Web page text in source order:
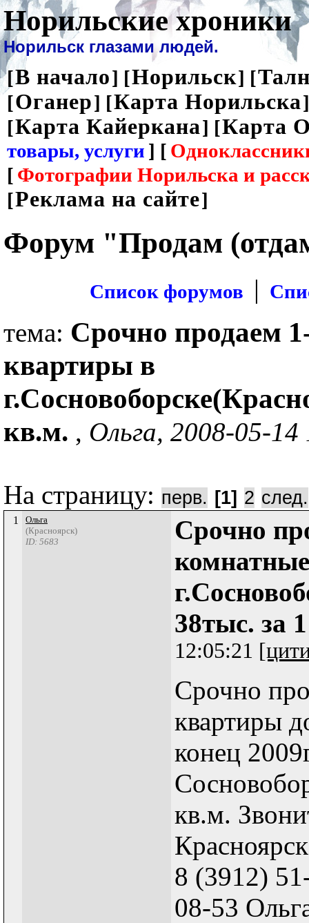
Норильские хроники
Норильск глазами людей.
[В начало] [Норильск] [
[Оганер] [Карта Норильска
[Карта Кайеркана] [Карта
товары, услуги ] [
[ Фотографии Норильска и
[Реклама на сайте]
Форум "Продам
Список форумов |
тема: Срочно продаем
квартиры в
кв.м. , Ольга, 2008-05-
На страницу: перв. [1] 2 след.
1
Ольга
(Красноярск)
ID: 5683
Срочно
38тыс. за
12:05:21
Срочно
квартиры
конец
кв.м.
Красноярск
8 (3912)
08-53